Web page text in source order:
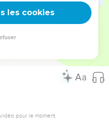
Juif, tu ne pourras rien faire
la partie contre lui. »
les eunuques du roi
pour le moment.
les cookies